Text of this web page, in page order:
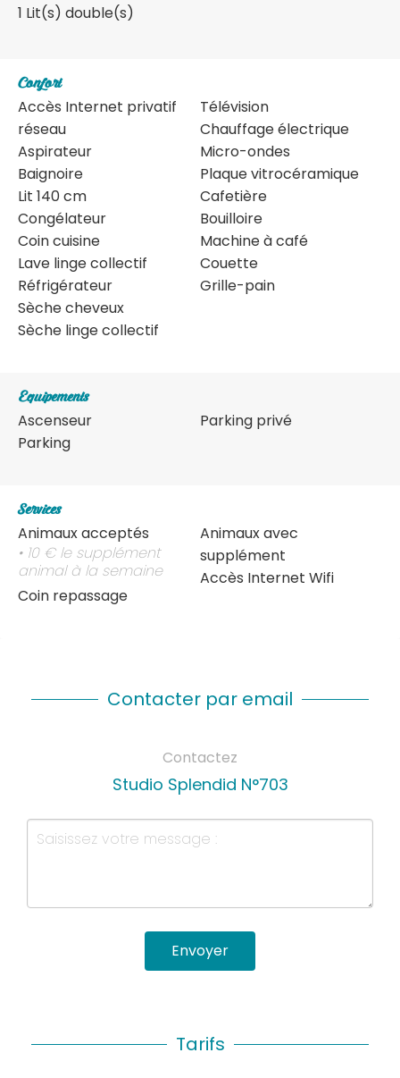
1 Lit(s) double(s)
Confort
Accès Internet privatif
réseau
Aspirateur
Baignoire
Lit 140 cm
Congélateur
Coin cuisine
Lave linge collectif
Réfrigérateur
Sèche cheveux
Sèche linge collectif
Télévision
Chauffage électrique
Micro-ondes
Plaque vitrocéramique
Cafetière
Bouilloire
Machine à café
Couette
Grille-pain
Equipements
Ascenseur
Parking
Parking privé
Services
Animaux acceptés
• 10 € le supplément
animal à la semaine
Coin repassage
Animaux avec
supplément
Accès Internet Wifi
Contacter par email
Contactez
Studio Splendid N°703
Envoyer
Tarifs